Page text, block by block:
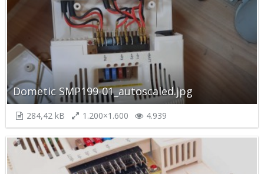
Dometic SMP199-01_autoscaled.jpg
284,42 kB 1.200×1.600 4.939